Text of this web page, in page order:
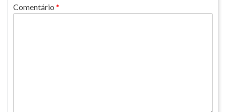
Comentário *